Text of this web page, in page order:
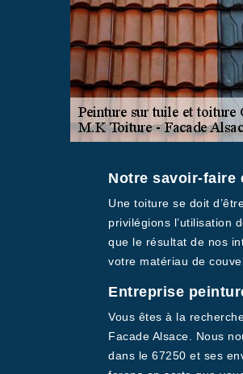
Notre savoir-faire
Une toiture se doit
privilégions l’utilisation
que le résultat de nos
votre matériau de
Entreprise
Vous êtes à la
Facade Alsace. Nous
dans le 67250 et ses